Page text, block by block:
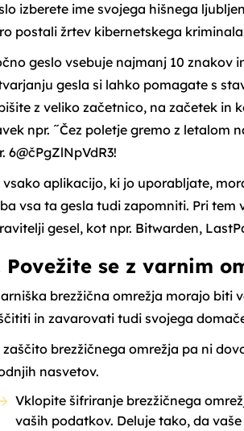
izberete ime svojega hišnega
postali žrtev kibernetskega
geslo vsebuje najmanj 10 znakov
gesla si lahko pomagate s
z veliko začetnico, na začetek in
npr. ˝Čez poletje gremo z letalom
6@čPgZlNpVdR3!
vsako aplikacijo, ki jo uporabljate,
vsa ta gesla tudi zapomniti. Pri
gesel, kot npr. Bitwarden,
Povežite se z varnim
brezžična omrežja morajo biti
in zavarovati tudi svojega
zaščito brezžičnega omrežja pa ni
nasvetov.
Vklopite šifriranje brezžičnega
vaših podatkov. Deluje tako, da